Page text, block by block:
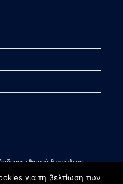
εθισμού & απώλειας
για τη βελτίωση των